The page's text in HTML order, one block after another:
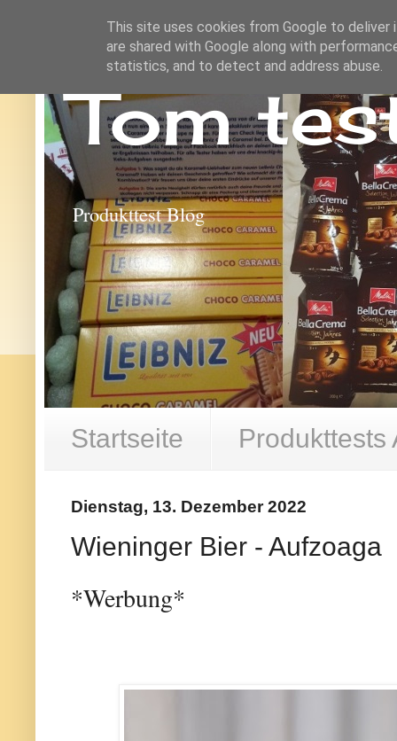
Tom
Produkttest Blog
Startseite Produkttests
Dienstag, 13. Dezember 2022
Wieninger Bier - Aufzoaga
*Werbung*
This site uses cookies from Google to deliver
are shared with Google along with
statistics, and to detect and address abuse.